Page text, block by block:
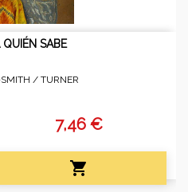
SABE
SMITH / TURNER
7,46 €
